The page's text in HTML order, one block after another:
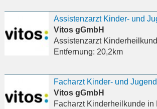
Vitos gGmbH
Assistenzarzt
Entfernung: 20,2km
Vitos gGmbH
Facharzt Kinderheilkundein